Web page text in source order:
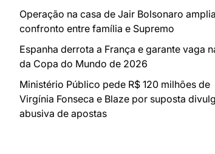
Operação na casa de Jair Bolsonaro amplia
confronto entre família e Supremo
Espanha derrota a França e garante vaga
da Copa do Mundo de 2026
Ministério Público pede R$ 120 milhões de
Virgínia Fonseca e Blaze por suposta
abusiva de apostas